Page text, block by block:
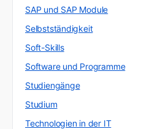
SAP und SAP Module
Selbstständigkeit
Soft-Skills
Software und Programme
Studiengänge
Studium
Technologien in der IT